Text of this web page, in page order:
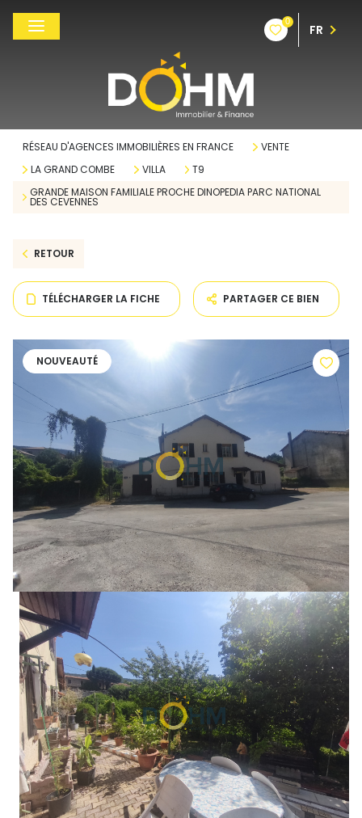
0
FR
RÉSEAU D'AGENCES IMMOBILIÈRES EN FRANCE
VENTE
LA GRAND COMBE
VILLA
T9
GRANDE MAISON FAMILIALE PROCHE DINOPEDIA PARC NATIONAL
DES CEVENNES
RETOUR
TÉLÉCHARGER LA FICHE PARTAGER CE BIEN
NOUVEAUTÉ